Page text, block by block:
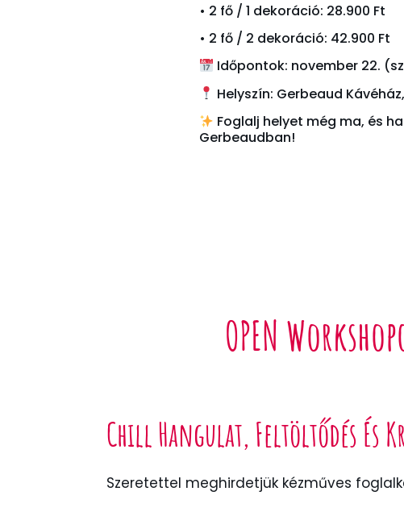
• 2 fő / 1 dekoráció: 28.900 Ft
• 2 fő / 2 dekoráció: 42.900 Ft
Időpontok: november 22.
Helyszín: Gerbeaud
Foglalj helyet még ma, és
Gerbeaudban!
OPEN
Chill Hangulat, Feltöltődés És
Szeretettel meghirdetjük kézműves